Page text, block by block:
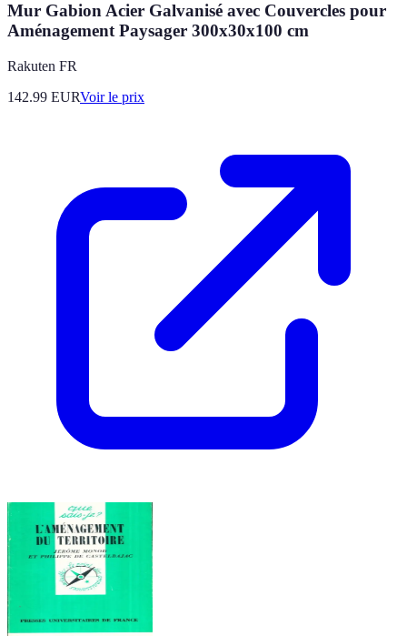
Mur Gabion Acier Galvanisé avec Couvercles pour
Aménagement Paysager 300x30x100 cm
Rakuten FR
142.99 EURVoir le prix